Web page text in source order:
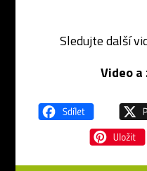
Sledujte další
Video